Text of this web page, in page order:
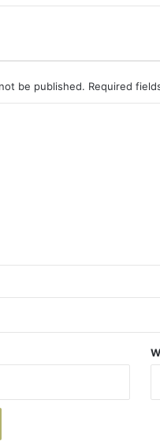
be published. Required